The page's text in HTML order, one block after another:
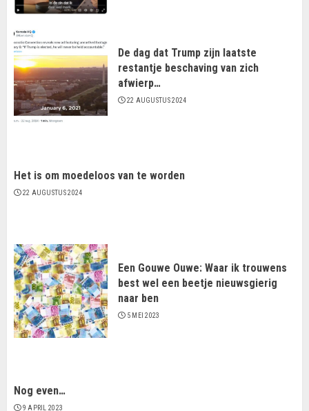
De dag dat Trump zijn laatste
restantje beschaving van zich
afwierp…
22 AUGUSTUS 2024
Het is om moedeloos van te worden
22 AUGUSTUS 2024
Een Gouwe Ouwe: Waar ik trouwens
best wel een beetje nieuwsgierig
naar ben
5 MEI 2023
Nog even…
9 APRIL 2023